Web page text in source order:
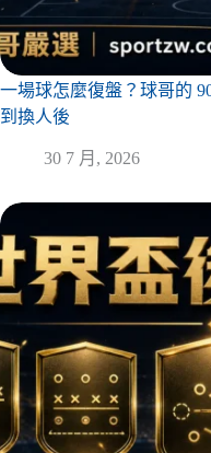
一場球怎麼復盤？球哥的
到換人後
30 7 月, 2026